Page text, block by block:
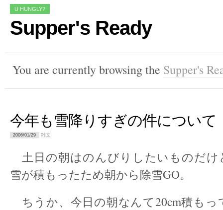
U HUNGLY?
Supper's Ready
You are currently browsing the Supper's
今年も雪降りすぎの件について
2006/01/29 雑文
土日の朝はのんびりしたいものだけ
雪が積もったため朝から除雪GO。
ちうか、今日の朝なんて20cm積もっ